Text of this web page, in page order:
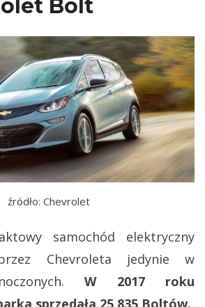
Bolt
źródło: Chevrolet
samochód elektryczny
Chevroleta jedynie w
W 2017 roku